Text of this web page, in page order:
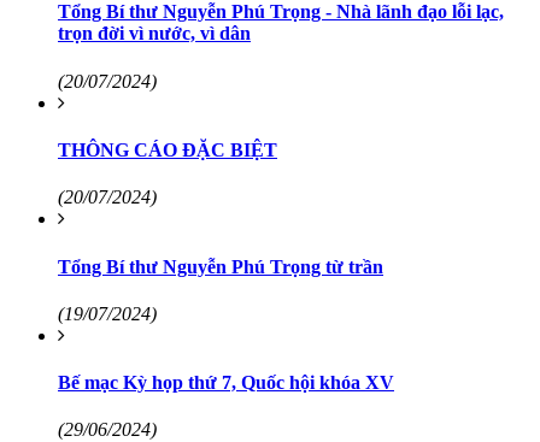
Tổng Bí thư Nguyễn Phú Trọng - Nhà lãnh đạo lỗi lạc,
trọn đời vì nước, vì dân
(20/07/2024)
THÔNG CÁO ĐẶC BIỆT
(20/07/2024)
Tổng Bí thư Nguyễn Phú Trọng từ trần
(19/07/2024)
Bế mạc Kỳ họp thứ 7, Quốc hội khóa XV
(29/06/2024)